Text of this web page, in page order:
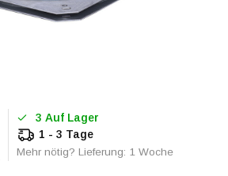
3 Auf Lager
1 - 3 Tage
Mehr nötig? Lieferung: 1 Woche